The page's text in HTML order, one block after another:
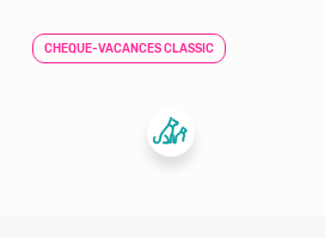
CHEQUE-VACANCES CLASSIC